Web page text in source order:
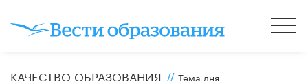
КАЧЕСТВО ОБРАЗОВАНИЯ // Тема дня